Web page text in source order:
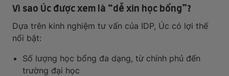
Vì sao Úc được xem là “dễ xin học bổng”?
Dựa trên kinh nghiệm tư vấn của IDP, Úc có lợi thế
nổi bật:
Số lượng học bổng đa dạng, từ chính phủ đến
trường đại học